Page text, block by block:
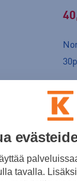
Väri
tavalla.